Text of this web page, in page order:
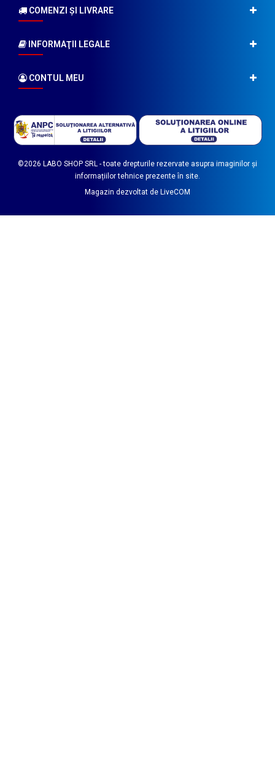
COMENZI ŞI LIVRARE
INFORMAŢII LEGALE
CONTUL MEU
©2026 LABO SHOP SRL - toate drepturile rezervate asupra imaginilor și
informațiilor tehnice prezente în site.
Magazin dezvoltat de LiveCOM